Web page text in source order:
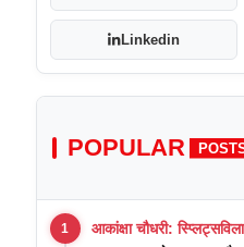
Linkedin
POPULAR
1 आकांक्षा चौधरी: